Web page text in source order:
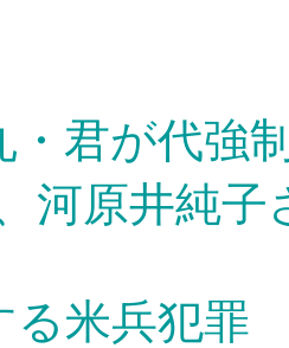
君が代強
河原井純子
米兵犯罪